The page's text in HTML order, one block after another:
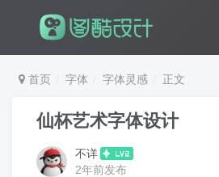
首页 字体 字体灵感 正文
仙杯艺术字体设计
不详
2年前发布